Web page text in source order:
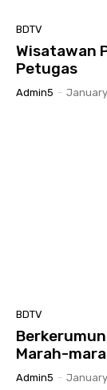
BDTV
Wisatawan
Petugas
Admin5 -
BDTV
Marah-
Admin5 - January